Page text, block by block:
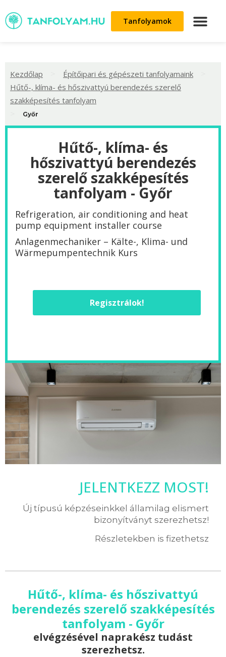
Tanfolyamok
Kezdőlap Építőipari és gépészeti tanfolyamaink
Hűtő-, klíma- és hőszivattyú berendezés szerelő
szakképesítés tanfolyam
Győr
Hűtő-, klíma- és
hőszivattyú berendezés
szerelő szakképesítés
tanfolyam - Győr
Refrigeration, air conditioning and heat
pump equipment installer course
Anlagenmechaniker – Kälte-, Klima- und
Wärmepumpentechnik Kurs
Regisztrálok!
JELENTKEZZ MOST!
Új típusú képzéseinkkel államilag elismert
bizonyítványt szerezhetsz!
Részletekben is fizethetsz
Hűtő-, klíma- és hőszivattyú
berendezés szerelő szakképesítés
tanfolyam - Győr
elvégzésével naprakész tudást
szerezhetsz.